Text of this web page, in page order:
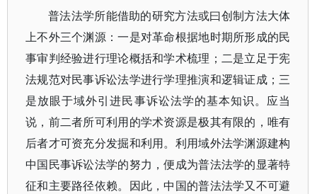
普法法学所能借助的研究方法或曰创制方法大体
上不外三个渊源：一是对革命根据地时期所形成的民
事审判经验进行理论概括和学术梳理；二是立足于宪
法规范对民事诉讼法学进行学理推演和逻辑证成；三
是放眼于域外引进民事诉讼法学的基本知识。应当
说，前二者所可利用的学术资源是极其有限的，唯有
后者才可资充分发掘和利用。利用域外法学渊源建构
中国民事诉讼法学的努力，便成为普法法学的显著特
征和主要路径依赖。因此，中国的普法法学又不可避